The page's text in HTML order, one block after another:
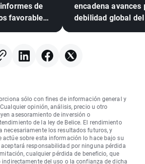
de
favorables
encadena avances
debilidad global
sólo con fines de información general y
opinión, análisis, precio u otro
asesoramiento de inversión o
de la ley de Belice. El rendimiento
necesariamente los resultados futuros, y
actúe sobre esta información lo hace bajo su
responsabilidad por ninguna pérdida
cualquier pérdida de beneficio, que
del uso o la confianza de dicha